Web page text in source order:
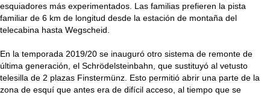
esquiadores más experimentados. Las familias prefieren la pista
familiar de 6 km de longitud desde la estación de montaña del
telecabina hasta Wegscheid.
En la temporada 2019/20 se inauguró otro sistema de remonte de
última generación, el Schrödelsteinbahn, que sustituyó al vetusto
telesilla de 2 plazas Finstermünz. Esto permitió abrir una parte de la
zona de esquí que antes era de difícil acceso, al tiempo que se